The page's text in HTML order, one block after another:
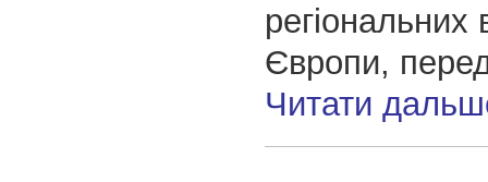
Європи,
Читати